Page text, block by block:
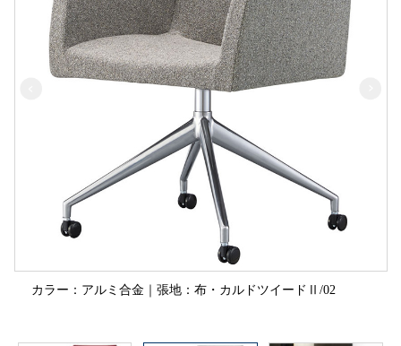
カラー：アルミ合金｜張地：布・カルドツイードⅡ/02